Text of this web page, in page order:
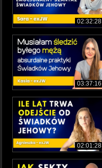
02:32:28
03:37:16
02:01:28